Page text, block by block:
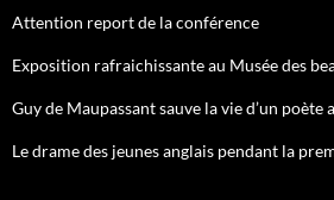
Attention report de la conférence
Exposition rafraichissante au Musée des
Guy de Maupassant sauve la vie d’un poète
Le drame des jeunes anglais pendant la